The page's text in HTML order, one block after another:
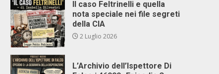
Il caso Feltrinelli e quella
nota speciale nei file segreti
della CIA
2 Luglio 2026
L’Archivio dell’Ispettore Di